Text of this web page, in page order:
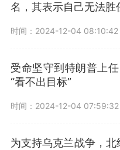
名，其表示自己无法胜
时间：2024-12-04 08:10:42
受命坚守到特朗普上
“看不出目标”
时间：2024-12-04 07:59:32
为支持乌克兰战争，